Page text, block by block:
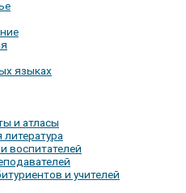
языках
и атласы
воспитателей
и учителей